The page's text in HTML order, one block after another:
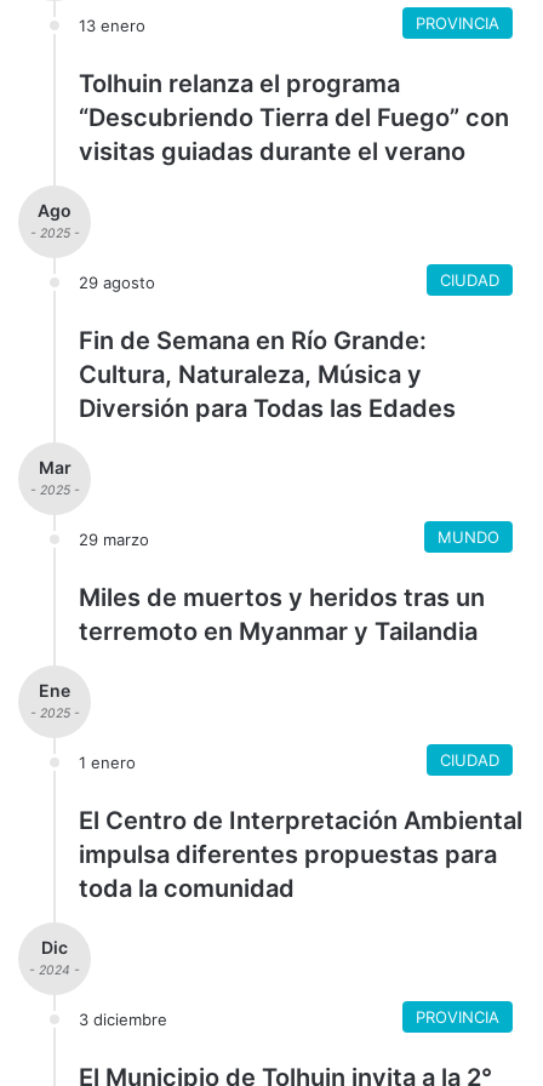
13 enero PROVINCIA
Tolhuin relanza el programa
“Descubriendo Tierra del Fuego” con
visitas guiadas durante el verano
Ago
- 2025 -
29 agosto CIUDAD
Fin de Semana en Río Grande:
Cultura, Naturaleza, Música y
Diversión para Todas las Edades
Mar
- 2025 -
29 marzo MUNDO
Miles de muertos y heridos tras un
terremoto en Myanmar y Tailandia
Ene
- 2025 -
1 enero CIUDAD
El Centro de Interpretación Ambiental
impulsa diferentes propuestas para
toda la comunidad
Dic
- 2024 -
3 diciembre PROVINCIA
El Municipio de Tolhuin invita a la 2°